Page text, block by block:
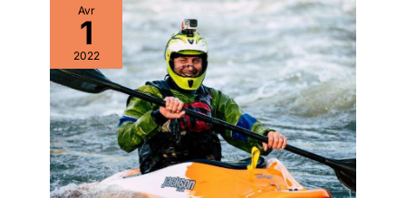
Avr
1
2022